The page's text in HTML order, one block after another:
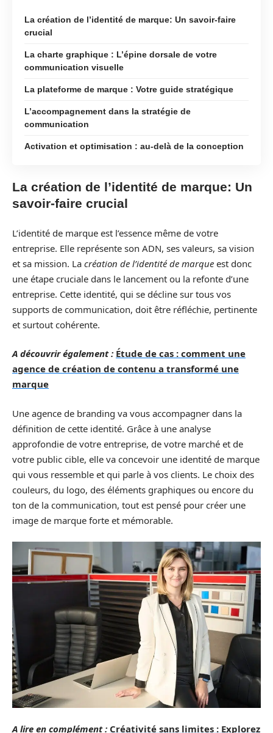
La création de l’identité de marque: Un savoir-faire
crucial
La charte graphique : L’épine dorsale de votre
communication visuelle
La plateforme de marque : Votre guide stratégique
L’accompagnement dans la stratégie de
communication
Activation et optimisation : au-delà de la conception
La création de l’identité de marque: Un
savoir-faire crucial
L’identité de marque est l’essence même de votre
entreprise. Elle représente son ADN, ses valeurs, sa vision
et sa mission. La création de l’identité de marque est donc
une étape cruciale dans le lancement ou la refonte d’une
entreprise. Cette identité, qui se décline sur tous vos
supports de communication, doit être réfléchie, pertinente
et surtout cohérente.
A découvrir également : Étude de cas : comment une
agence de création de contenu a transformé une
marque
Une agence de branding va vous accompagner dans la
définition de cette identité. Grâce à une analyse
approfondie de votre entreprise, de votre marché et de
votre public cible, elle va concevoir une identité de marque
qui vous ressemble et qui parle à vos clients. Le choix des
couleurs, du logo, des éléments graphiques ou encore du
ton de la communication, tout est pensé pour créer une
image de marque forte et mémorable.
A lire en complément : Créativité sans limites : Explorez